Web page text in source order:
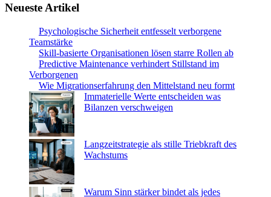
Neueste Artikel
Psychologische Sicherheit entfesselt verborgene
Teamstärke
Skill-basierte Organisationen lösen starre Rollen ab
Predictive Maintenance verhindert Stillstand im
Verborgenen
Wie Migrationserfahrung den Mittelstand neu formt
Immaterielle Werte entscheiden was
Bilanzen verschweigen
Langzeitstrategie als stille Triebkraft des
Wachstums
Warum Sinn stärker bindet als jedes